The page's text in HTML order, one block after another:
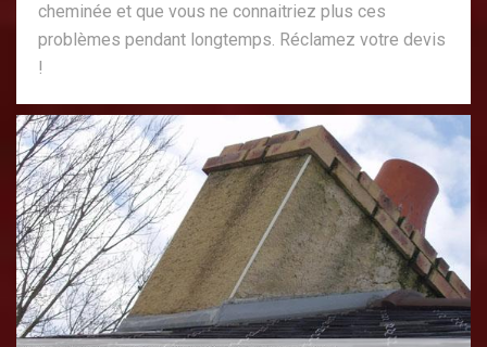
cheminée et que vous ne connaitriez plus ces
problèmes pendant longtemps. Réclamez votre devis
!